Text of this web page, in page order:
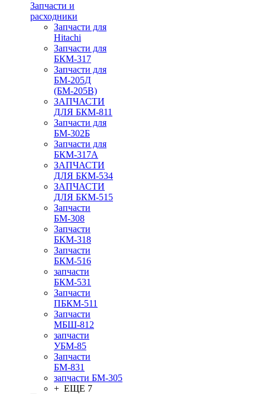
Запчасти и
расходники
Запчасти для
Hitachi
Запчасти для
БКМ-317
Запчасти для
БМ-205Д
(БМ-205В)
ЗАПЧАСТИ
ДЛЯ БКМ-811
Запчасти для
БМ-302Б
Запчасти для
БКМ-317А
ЗАПЧАСТИ
ДЛЯ БКМ-534
ЗАПЧАСТИ
ДЛЯ БКМ-515
Запчасти
БМ-308
Запчасти
БКМ-318
Запчасти
БКМ-516
запчасти
БКМ-531
Запчасти
ПБКМ-511
Запчасти
МБШ-812
запчасти
УБМ-85
Запчасти
БМ-831
запчасти БМ-305
+ ЕЩЕ 7